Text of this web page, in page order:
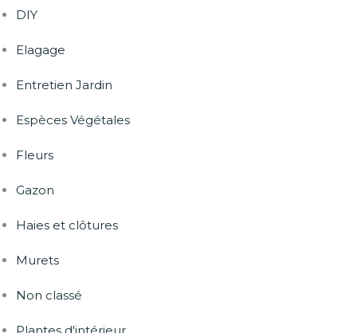
DIY
Elagage
Entretien Jardin
Espèces Végétales
Fleurs
Gazon
Haies et clôtures
Murets
Non classé
Plantes d'intérieur